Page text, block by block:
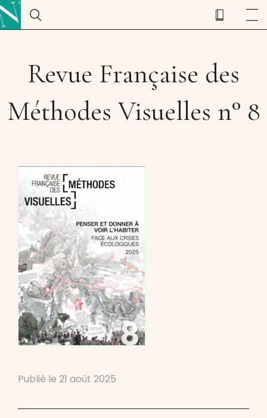
Revue Française des
Méthodes Visuelles n° 8
Publié le 21 août 2025